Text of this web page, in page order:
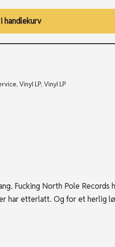
handlekurv
,Vinyl LP,Vinyl LP
Fucking North Pole Records
har etterlatt. Og for et herlig